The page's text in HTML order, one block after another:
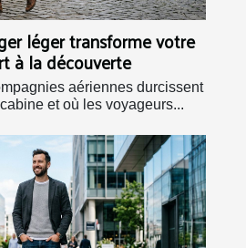
léger transforme votre
à la découverte
aériennes durcissent
et où les voyageurs...